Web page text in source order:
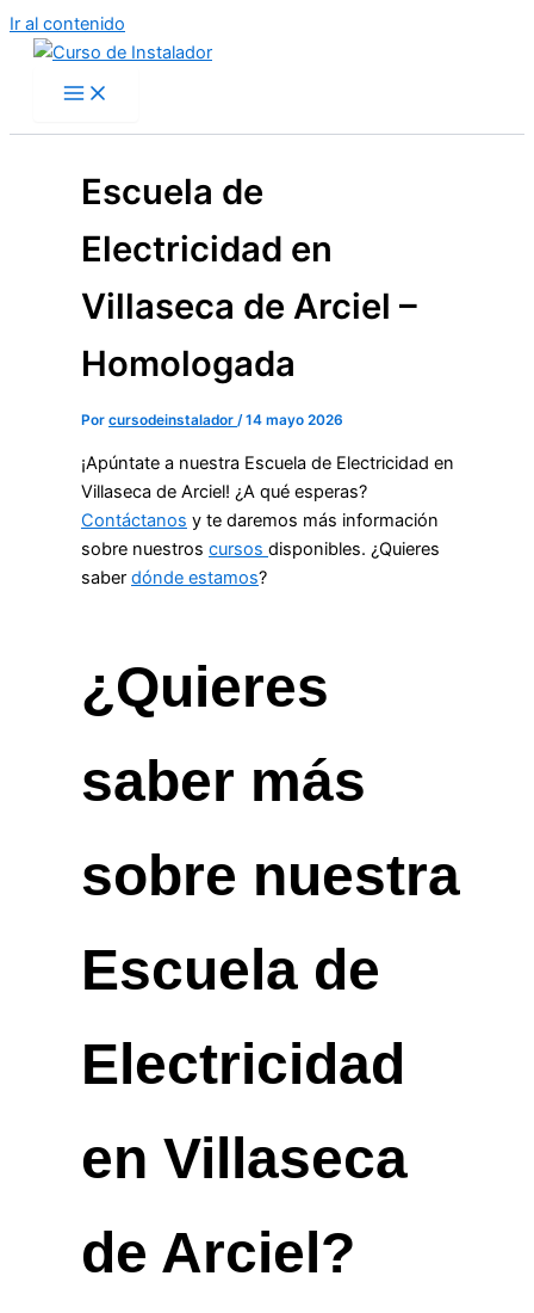
Ir al contenido
Escuela de
Electricidad en
Villaseca de Arciel –
Homologada
Por cursodeinstalador /14 mayo 2026
¡Apúntate a nuestra Escuela de Electricidad en
Villaseca de Arciel! ¿A qué esperas?
Contáctanos y te daremos más información
sobre nuestros cursos disponibles. ¿Quieres
saber dónde estamos?
¿Quieres
saber más
sobre nuestra
Escuela de
Electricidad
en Villaseca
de Arciel?